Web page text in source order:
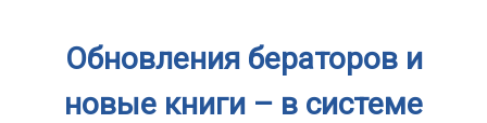
Обновления бераторов и
новые книги – в системе